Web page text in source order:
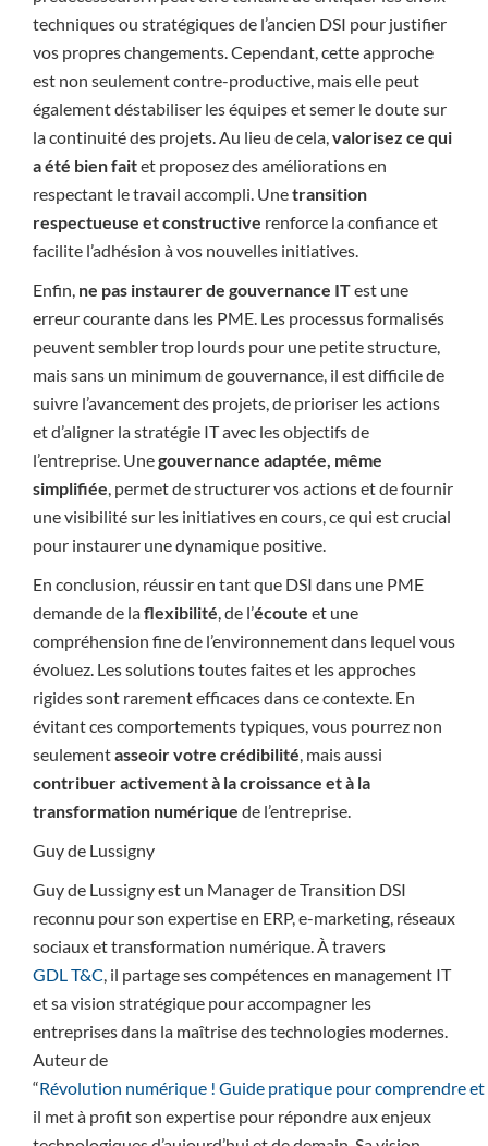
techniques ou stratégiques de l’ancien DSI pour justifier
vos propres changements. Cependant, cette approche
est non seulement contre-productive, mais elle peut
également déstabiliser les équipes et semer le doute sur
la continuité des projets. Au lieu de cela,valorisez ce qui
a été bien faitet proposez des améliorations en
respectant le travail accompli. Unetransition
respectueuse et constructive renforce la confiance et
facilite l’adhésion à vos nouvelles initiatives.
Enfin, ne pas instaurer de gouvernance ITest une
erreur courante dans les PME. Les processus formalisés
peuvent sembler trop lourds pour une petite structure,
mais sans un minimum de gouvernance, il est difficile de
suivre l’avancement des projets, de prioriser les actions
et d’aligner la stratégie IT avec les objectifs de
l’entreprise. Unegouvernance adaptée, même
simplifiée, permet de structurer vos actions et de fournir
une visibilité sur les initiatives en cours, ce qui est crucial
pour instaurer une dynamique positive.
En conclusion, réussir en tant que DSI dans une PME
demande de laflexibilité, de l’écoute et une
compréhension fine de l’environnement dans lequel vous
évoluez. Les solutions toutes faites et les approches
rigides sont rarement efficaces dans ce contexte. En
évitant ces comportements typiques, vous pourrez non
seulementasseoir votre crédibilité, mais aussi
contribuer activement à la croissance et à la
transformation numérique de l’entreprise.
Guy de Lussigny
Guy de Lussigny est un Manager de Transition DSI
reconnu pour son expertise en ERP, e-marketing, réseaux
sociaux et transformation numérique. À travers
GDL T&C, il partage ses compétences en management IT
et sa vision stratégique pour accompagner les
entreprises dans la maîtrise des technologies modernes.
Auteur de
“Révolution numérique ! Guide pratique pour comprendre
il met à profit son expertise pour répondre aux enjeux